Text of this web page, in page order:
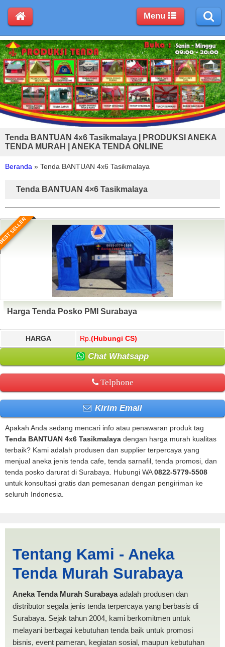
Tenda BANTUAN 4x6 Tasikmalaya | PRODUKSI ANEKA
TENDA MURAH | ANEKA TENDA ONLINE
Beranda » Tenda BANTUAN 4x6 Tasikmalaya
Tenda BANTUAN 4×6 Tasikmalaya
SELLER
Harga Tenda Posko PMI Surabaya
HARGA Rp. (Hubungi CS)
Chat Whatsapp
Telphone
Kirim Email
Apakah Anda sedang mencari info atau penawaran produk tag
Tenda BANTUAN 4x6 Tasikmalaya dengan harga murah kualitas
terbaik? Kami adalah produsen dan supplier terpercaya yang
menjual aneka jenis tenda cafe, tenda sarnafil, tenda promosi, dan
tenda posko darurat di Surabaya. Hubungi WA0822-5779-5508
untuk konsultasi gratis dan pemesanan dengan pengiriman ke
seluruh Indonesia.
Tasikmalaya | PRODUKSI
ANEKA TENDA MURAH
Tentang Kami - Aneka
Tenda Murah Surabaya
Aneka Tenda Murah Surabayaadalah produsen dan
distributor segala jenis tenda terpercaya yang berbasis di
Surabaya. Sejak tahun 2004, kami berkomitmen untuk
melayani berbagai kebutuhan tenda baik untuk promosi
bisnis, event pameran, kegiatan sosial, maupun kebutuhan
Menu